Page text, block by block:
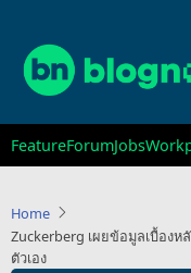
main
content
Main
navigation
FeatureForumJobs
Home
Zuckerberg เผยข้อมูลเบื้องห
ตัวเอง